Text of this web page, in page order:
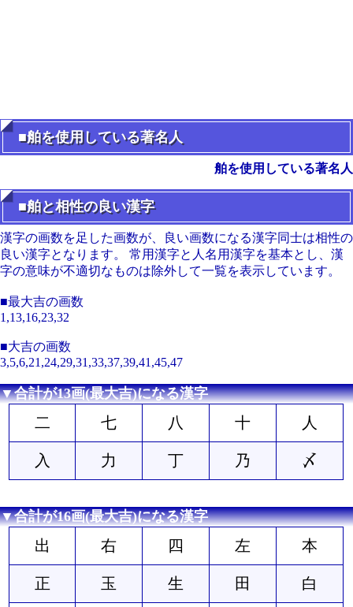
■舶を使用している著名人
舶を使用している著名人
■舶と相性の良い漢字
漢字の画数を足した画数が、良い画数になる漢字同士は相性の
良い漢字となります。 常用漢字と人名用漢字を基本とし、漢
字の意味が不適切なものは除外して一覧を表示しています。
■最大吉の画数
1,13,16,23,32
■大吉の画数
3,5,6,21,24,29,31,33,37,39,41,45,47
▼合計が13画(最大吉)になる漢字
二 七 八 十 人
入 力 丁 乃 〆
▼合計が16画(最大吉)になる漢字
出 右 四 左 本
正 玉 生 田 白